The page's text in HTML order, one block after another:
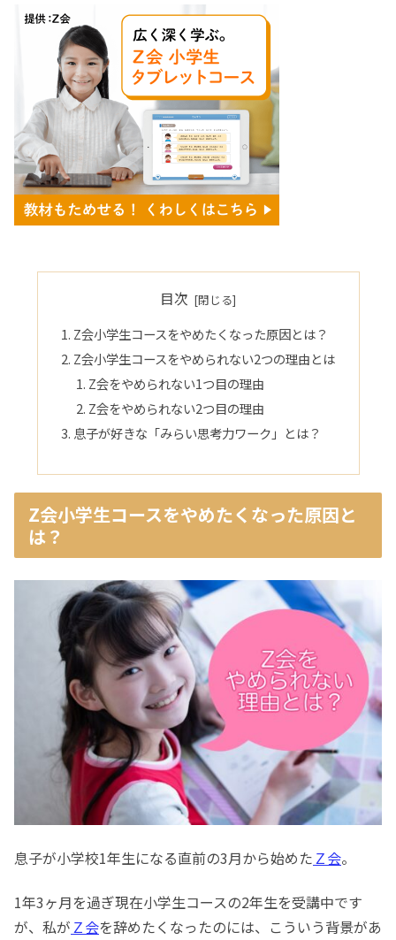
目次
Z会小学生コースをやめたくなった原因とは？
Z会小学生コースをやめられない2つの理由とは
Z会をやめられない1つ目の理由
Z会をやめられない2つ目の理由
息子が好きな「みらい思考力ワーク」とは？
Z会小学生コースをやめたくなった原因と
は？
息子が小学校1年生になる直前の3月から始めた Ｚ会。
1年3ヶ月を過ぎ現在小学生コースの2年生を受講中です
が、私がＺ会を辞めたくなったのには、こういう背景があ